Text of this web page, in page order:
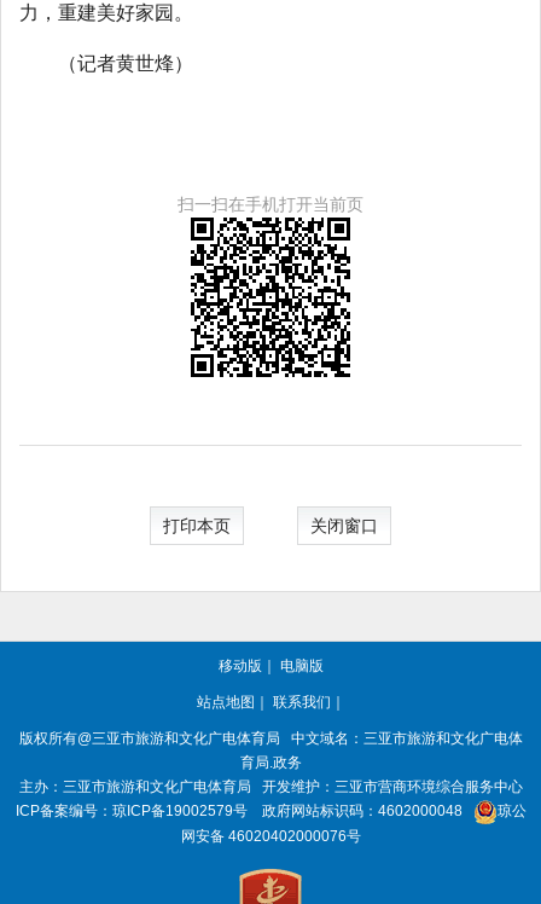
力，重建美好家园。
（记者黄世烽）
扫一扫在手机打开当前页
打印本页 关闭窗口
移动版 电脑版
站点地图 联系我们
版权所有@三亚市旅游和文化广电体育局
中文域名：三亚市旅游和文化广电体
育局.政务
主办：三亚市旅游和文化广电体育局
开发维护：三亚市营商环境综合服务中心
ICP备案编号： 琼ICP备19002579号 政府网站标识码： 4602000048
琼公
网安备 46020402000076号